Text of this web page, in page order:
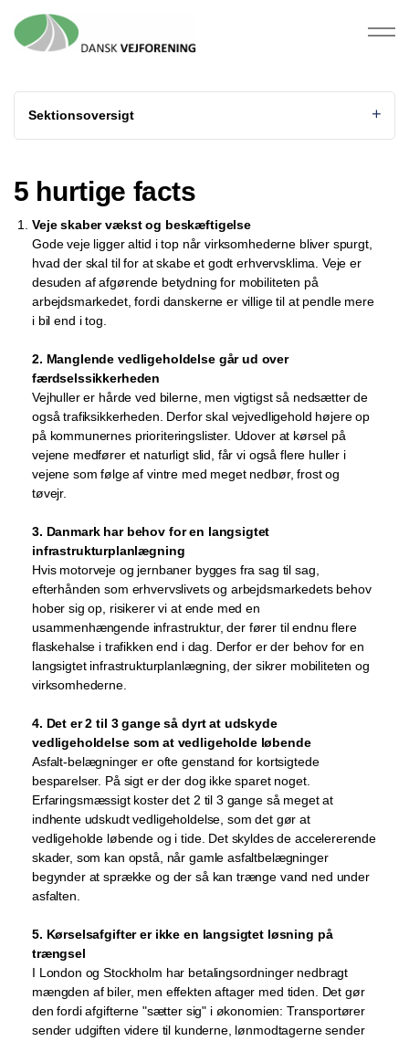
Sektionsoversigt
5 hurtige facts
Veje skaber vækst og beskæftigelse
Gode veje ligger altid i top når virksomhederne bliver spurgt,
hvad der skal til for at skabe et godt erhvervsklima. Veje er
desuden af afgørende betydning for mobiliteten på
arbejdsmarkedet, fordi danskerne er villige til at pendle mere
i bil end i tog.
2. Manglende vedligeholdelse går ud over
færdselssikkerheden
Vejhuller er hårde ved bilerne, men vigtigst så nedsætter de
også trafiksikkerheden. Derfor skal vejvedligehold højere op
på kommunernes prioriteringslister. Udover at kørsel på
vejene medfører et naturligt slid, får vi også flere huller i
vejene som følge af vintre med meget nedbør, frost og
tøvejr.
3. Danmark har behov for en langsigtet
infrastrukturplanlægning
Hvis motorveje og jernbaner bygges fra sag til sag,
efterhånden som erhvervslivets og arbejdsmarkedets behov
hober sig op, risikerer vi at ende med en
usammenhængende infrastruktur, der fører til endnu flere
flaskehalse i trafikken end i dag. Derfor er der behov for en
langsigtet infrastrukturplanlægning, der sikrer mobiliteten og
virksomhederne.
4. Det er 2 til 3 gange så dyrt at udskyde
vedligeholdelse som at vedligeholde løbende
Asfalt-belægninger er ofte genstand for kortsigtede
besparelser. På sigt er der dog ikke sparet noget.
Erfaringsmæssigt koster det 2 til 3 gange så meget at
indhente udskudt vedligeholdelse, som det gør at
vedligeholde løbende og i tide. Det skyldes de accelererende
skader, som kan opstå, når gamle asfaltbelægninger
begynder at sprække og der så kan trænge vand ned under
asfalten.
5. Kørselsafgifter er ikke en langsigtet løsning på
trængsel
I London og Stockholm har betalingsordninger nedbragt
mængden af biler, men effekten aftager med tiden. Det gør
den fordi afgifterne "sætter sig" i økonomien: Transportører
sender udgiften videre til kunderne, lønmodtagerne sender